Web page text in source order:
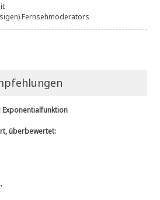
Fernsehmoderators
überbewertet: